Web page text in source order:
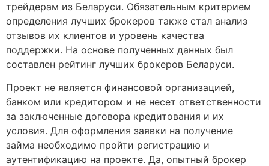
трейдерам из Беларуси. Обязательным критерием
определения лучших брокеров также стал анализ
отзывов их клиентов и уровень качества
поддержки. На основе полученных данных был
составлен рейтинг лучших брокеров Беларуси.
Проект не является финансовой организацией,
банком или кредитором и не несет ответственности
за заключенные договора кредитования и их
условия. Для оформления заявки на получение
займа необходимо пройти регистрацию и
аутентификацию на проекте. Да, опытный брокер